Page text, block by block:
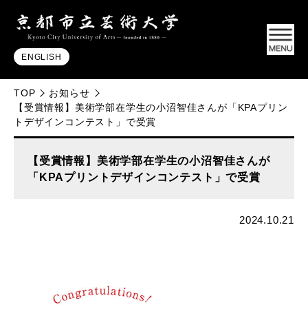
ENGLISH
TOP
お知らせ
【受賞情報】美術学部在学生の小沼智佳さんが「KPAプリン
トデザインコンテスト」で受賞
【受賞情報】美術学部在学生の小沼智佳さんが
「KPAプリントデザインコンテスト」で受賞
2024.10.21